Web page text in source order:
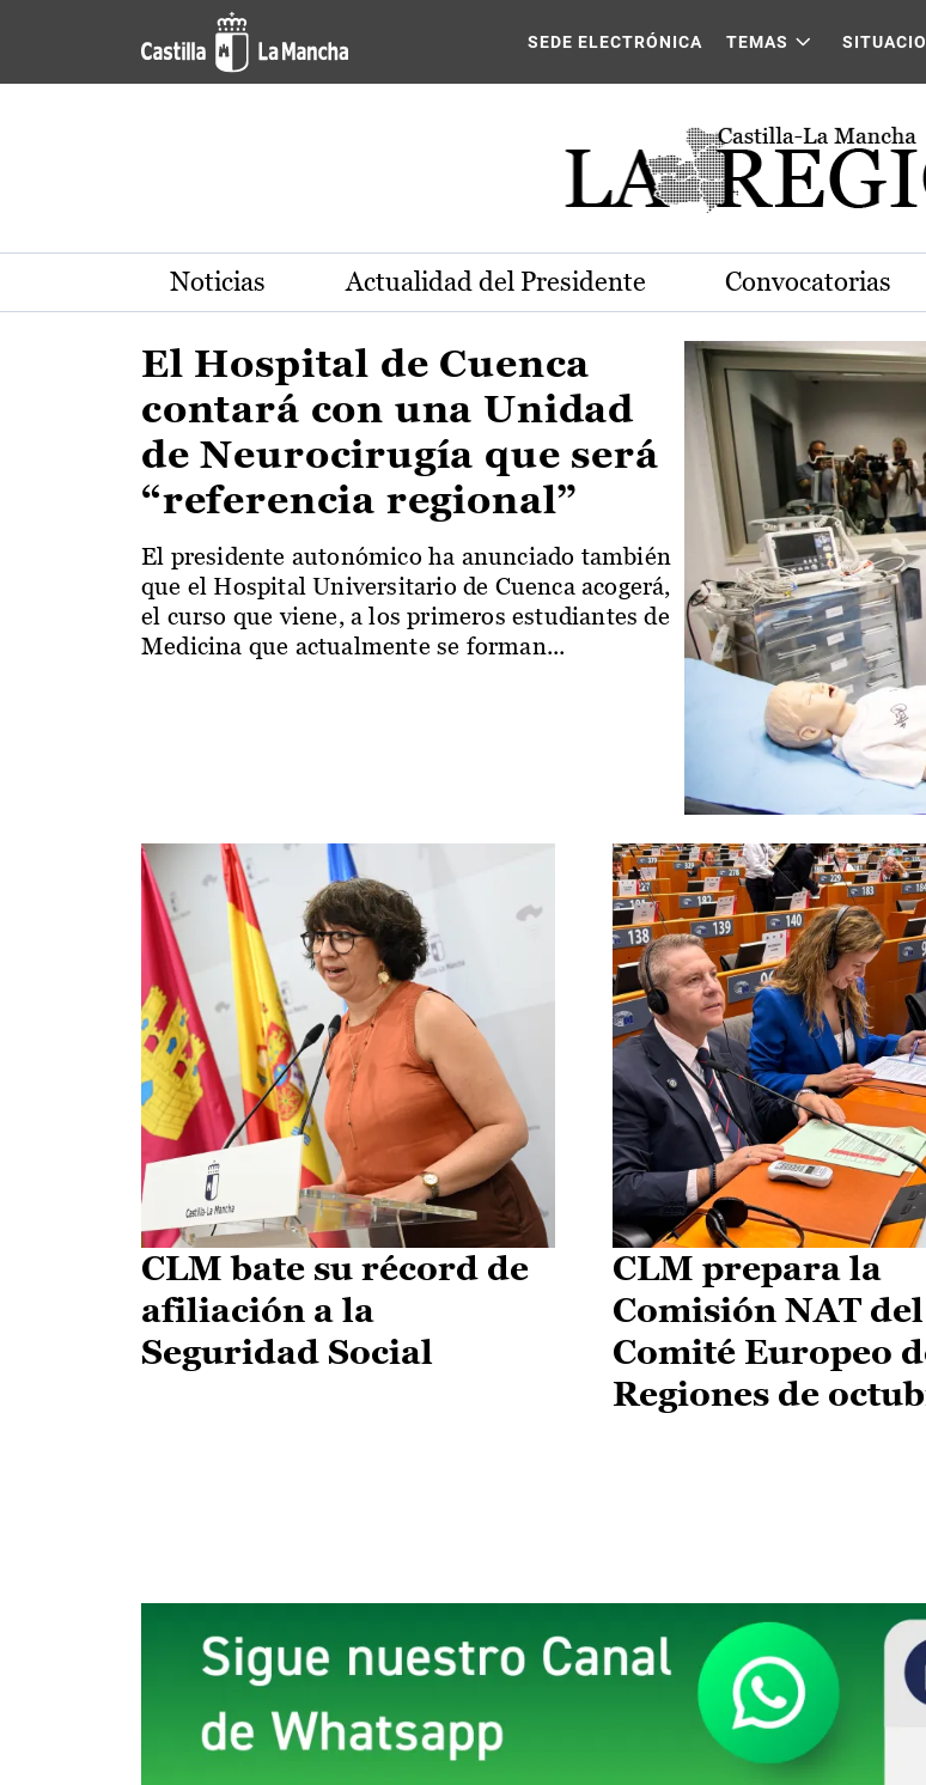
Pasar al contenido principal
Actualidad de la región de Castilla-La Mancha
SEDE ELECTRÓNICA TEMAS
Noticias Actualidad del Presidente Convocatorias
El Hospital de Cuenca
contará con una Unidad
de Neurocirugía que será
“referencia regional”
El presidente autonómico ha anunciado también
que el Hospital Universitario de Cuenca acogerá,
el curso que viene, a los primeros estudiantes de
Medicina que actualmente se forman...
CLM bate su récord de
afiliación a la
Seguridad Social
CLM prepara la
Comisión NAT del
Comité Europeo
Regiones de